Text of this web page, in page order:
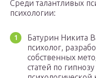
Среди талантливых
психологии:
Батурин Никита
психолог,
собственных
статей по